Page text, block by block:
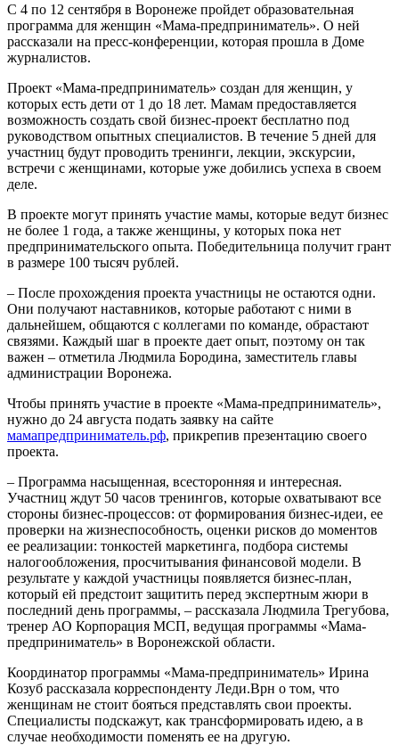
С 4 по 12 сентября в Воронеже пройдет образовательная
программа для женщин «Мама-предприниматель». О ней
рассказали на пресс-конференции, которая прошла в Доме
журналистов.
Проект «Мама-предприниматель» создан для женщин, у
которых есть дети от 1 до 18 лет. Мамам предоставляется
возможность создать свой бизнес-проект бесплатно под
руководством опытных специалистов. В течение 5 дней для
участниц будут проводить тренинги, лекции, экскурсии,
встречи с женщинами, которые уже добились успеха в своем
деле.
В проекте могут принять участие мамы, которые ведут бизнес
не более 1 года, а также женщины, у которых пока нет
предпринимательского опыта. Победительница получит грант
в размере 100 тысяч рублей.
– После прохождения проекта участницы не остаются одни.
Они получают наставников, которые работают с ними в
дальнейшем, общаются с коллегами по команде, обрастают
связями. Каждый шаг в проекте дает опыт, поэтому он так
важен – отметила Людмила Бородина, заместитель главы
администрации Воронежа.
Чтобы принять участие в проекте «Мама-предприниматель»,
нужно до 24 августа подать заявку на сайте
мамапредприниматель.рф, прикрепив презентацию своего
проекта.
– Программа насыщенная, всесторонняя и интересная.
Участниц ждут 50 часов тренингов, которые охватывают все
стороны бизнес-процессов: от формирования бизнес-идеи, ее
проверки на жизнеспособность, оценки рисков до моментов
ее реализации: тонкостей маркетинга, подбора системы
налогообложения, просчитывания финансовой модели. В
результате у каждой участницы появляется бизнес-план,
который ей предстоит защитить перед экспертным жюри в
последний день программы, – рассказала Людмила Трегубова,
тренер АО Корпорация МСП, ведущая программы «Мама-
предприниматель» в Воронежской области.
Координатор программы «Мама-предприниматель» Ирина
Козуб рассказала корреспонденту Леди.Врн о том, что
женщинам не стоит бояться представлять свои проекты.
Специалисты подскажут, как трансформировать идею, а в
случае необходимости поменять ее на другую.